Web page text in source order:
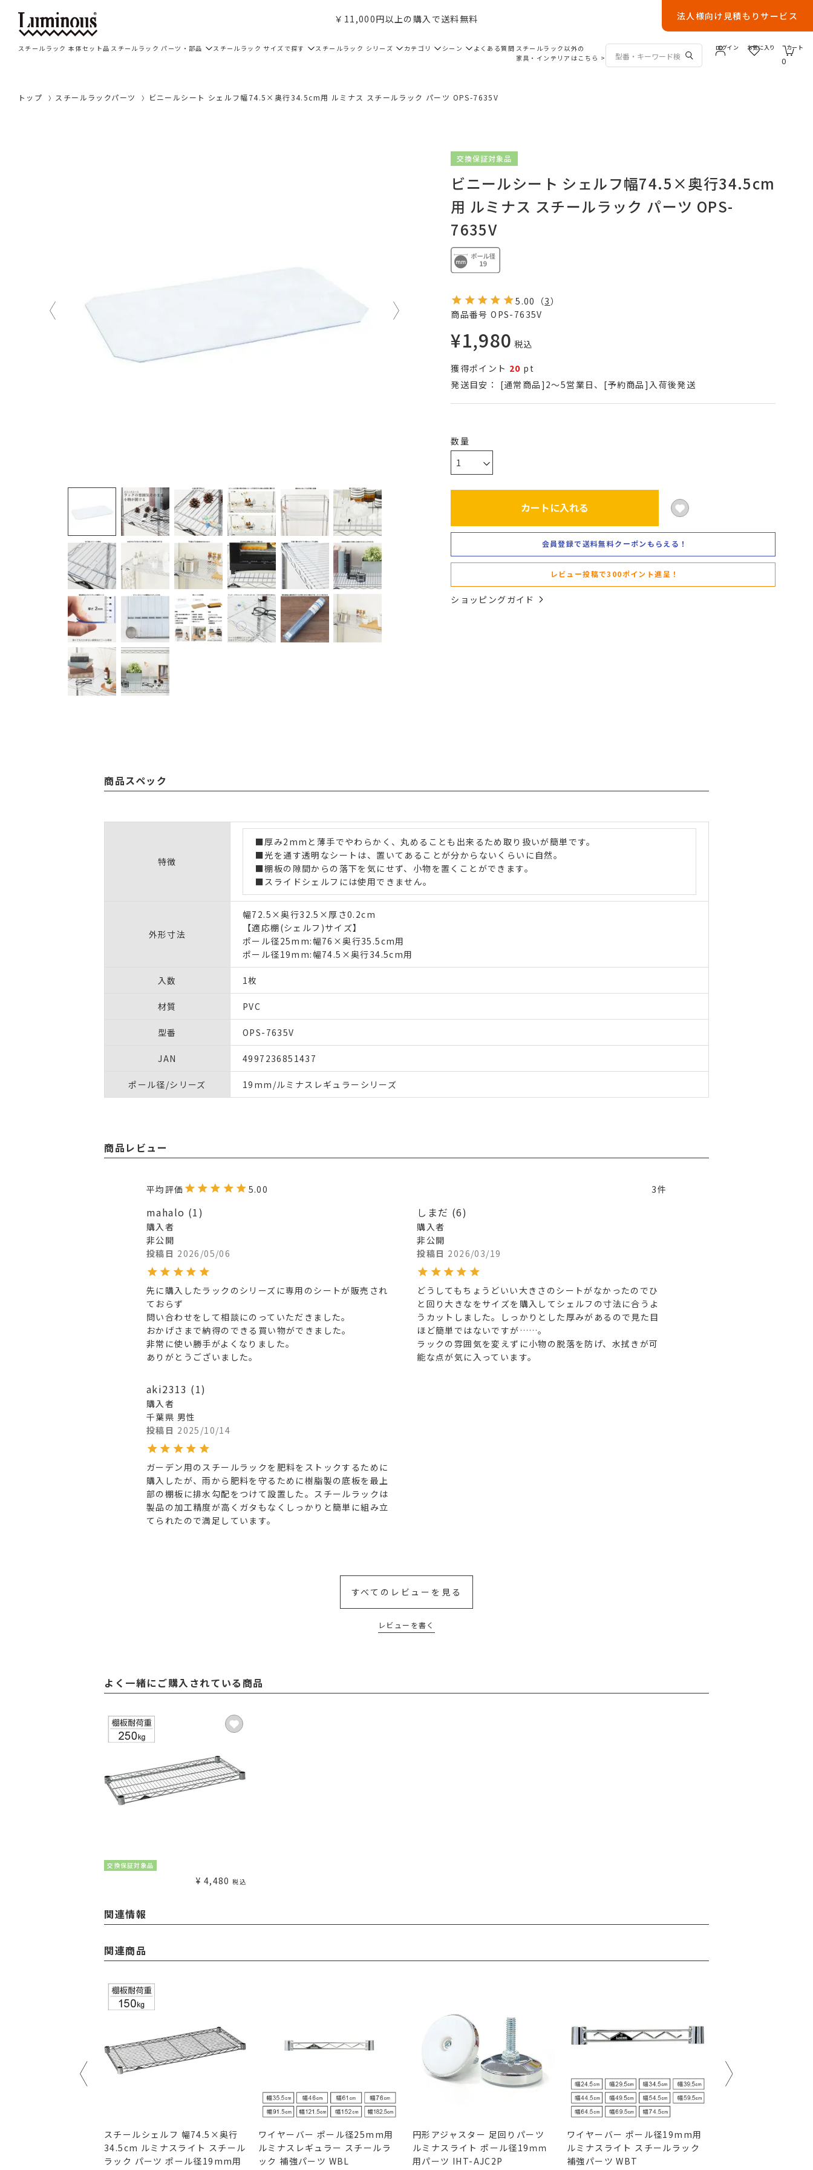
￥11,000円以上の購入で送料無料 法人様向け見積もりサービス
スチールラック 本体セット品 スチールラック パーツ・部品 スチールラック サイズで探す スチールラック シリーズ カテゴリ シーン よくある質問 スチールラック以外の
家具・インテリアはこちら >
ログイン お気に入り
0
カート
トップ スチールラックパーツ ビニールシート シェルフ幅74.5×奥行34.5cm用 ルミナス スチールラック パーツ OPS-7635V
交換保証対象品
ビニールシート シェルフ幅74.5×奥行34.5cm
用 ルミナス スチールラック パーツ OPS-
7635V
5.00 （3）
商品番号 OPS-7635V
¥1,980 税込
獲得ポイント 20 pt
発送目安：
[通常商品]2～5営業日、[予約商品]入荷後発送
カートに入れる
会員登録で送料無料クーポンもらえる！
レビュー投稿で300ポイント進呈！
ショッピングガイド
商品スペック
特徴
■厚み2mmと薄手でやわらかく、丸めることも出来るため取り扱いが簡単です。
■光を通す透明なシートは、置いてあることが分からないくらいに自然。
■棚板の隙間からの落下を気にせず、小物を置くことができます。
■スライドシェルフには使用できません。
外形寸法
幅72.5×奥行32.5×厚さ0.2cm
【適応棚(シェルフ)サイズ】
ポール径25mm:幅76×奥行35.5cm用
ポール径19mm:幅74.5×奥行34.5cm用
入数 1枚
材質 PVC
型番 OPS-7635V
JAN 4997236851437
ポール径/シリーズ 19mm/ルミナスレギュラーシリーズ
商品レビュー
5.00 3
mahalo 1
購入者
非公開
投稿日 2026/05/06
先に購入したラックのシリーズに専用のシートが販売され
ておらず
問い合わせをして相談にのっていただきました。
おかげさまで納得のできる買い物ができました。
非常に使い勝手がよくなりました。
ありがとうございました。
しまだ 6
購入者
非公開
投稿日 2026/03/19
どうしてもちょうどいい大きさのシートがなかったのでひ
と回り大きなをサイズを購入してシェルフの寸法に合うよ
うカットしました。しっかりとした厚みがあるので見た目
ほど簡単ではないですが……。
ラックの雰囲気を変えずに小物の脱落を防げ、水拭きが可
能な点が気に入っています。
aki2313 1
購入者
千葉県 男性
投稿日 2025/10/14
ガーデン用のスチールラックを肥料をストックするために
購入したが、雨から肥料を守るために樹脂製の底板を最上
部の棚板に排水勾配をつけて設置した。スチールラックは
製品の加工精度が高くガタもなくしっかりと簡単に組み立
てられたので満足しています。
すべてのレビューを見る
レビューを書く
よく一緒にご購入されている商品
交換保証対象品
¥ 4,480 税込
関連情報
関連商品
スチールシェルフ 幅74.5×奥行
34.5cm ルミナスライト スチール
ラック パーツ ポール径19mm用
ワイヤーバー ポール径25mm用
ルミナスレギュラー スチールラ
ック 補強パーツ WBL
円形アジャスター 足回りパーツ
ルミナスライト ポール径19ｍｍ
用パーツ IHT-AJC2P
ワイヤーバー ポール径19mm用
ルミナスライト スチールラック
補強パーツ WBT